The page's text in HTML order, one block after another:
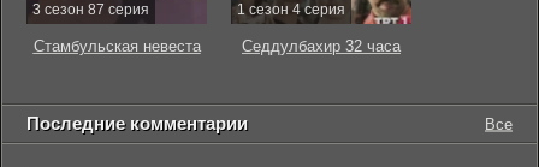
3 сезон 87 серия
Стамбульская невеста
1 сезон 4 серия
Седдулбахир 32 часа
Последние комментарии Все